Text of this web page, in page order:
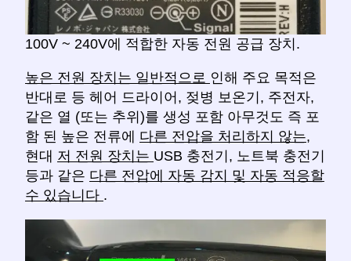
100V ~ 240V에 적합한 자동 전원 공급 장치.
높은 전원 장치는 일반적으로 인해 주요 목적은
반대로 등 헤어 드라이어, 젖병 보온기, 주전자,
같은 열 (또는 추위)를 생성 포함 아무것도 즉 포
함 된 높은 전류에 다른 전압을 처리하지 않는,
현대 저 전원 장치는 USB 충전기, 노트북 충전기
등과 같은 다른 전압에 자동 감지 및 자동 적응할
수 있습니다 .